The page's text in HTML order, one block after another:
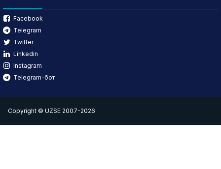
Facebook
Telegram
Twitter
Linkedin
Instagram
Telegram-бот
Copyright © UZSE 2007-2026